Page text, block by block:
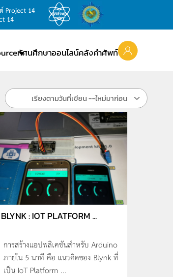
Project 14
14
ทัศนศึกษาออนไลน์คลังคำศัพท์
เรียงตามวันที่เขียน --ใหม่มาก่อน
BLYNK : IOT PLATFORM ...
การสร้างแอปพลิเคชันสำหรับ Arduino
ภายใน 5 นาที คือ แนวคิดของ Blynk ที่
เป็น IoT Platform ...